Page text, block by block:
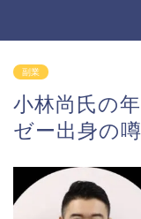
副業
小林尚氏の
ゼー出身の